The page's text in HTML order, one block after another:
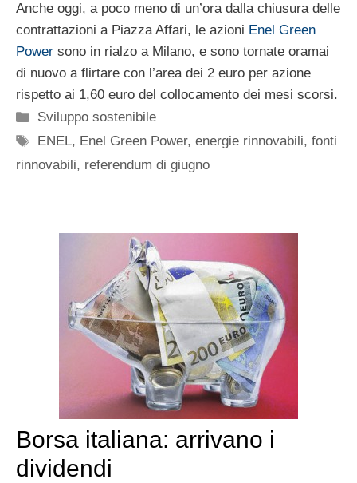
Anche oggi, a poco meno di un’ora dalla chiusura delle
contrattazioni a Piazza Affari, le azioni Enel Green
Power sono in rialzo a Milano, e sono tornate oramai
di nuovo a flirtare con l’area dei 2 euro per azione
rispetto ai 1,60 euro del collocamento dei mesi scorsi.
Categorie
Sviluppo sostenibile
Tag
ENEL, Enel Green Power,energie rinnovabili,fonti
rinnovabili, referendum di giugno
Borsa italiana: arrivano i
dividendi